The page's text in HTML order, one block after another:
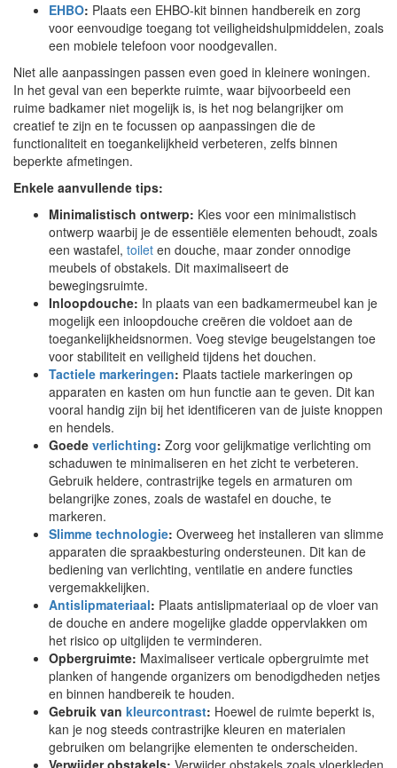
EHBO: Plaats een EHBO-kit binnen handbereik en zorg
voor eenvoudige toegang tot veiligheidshulpmiddelen, zoals
een mobiele telefoon voor noodgevallen.
Niet alle aanpassingen passen even goed in kleinere woningen.
In het geval van een beperkte ruimte, waar bijvoorbeeld een
ruime badkamer niet mogelijk is, is het nog belangrijker om
creatief te zijn en te focussen op aanpassingen die de
functionaliteit en toegankelijkheid verbeteren, zelfs binnen
beperkte afmetingen.
Enkele aanvullende tips:
Minimalistisch ontwerp: Kies voor een minimalistisch
ontwerp waarbij je de essentiële elementen behoudt, zoals
een wastafel, toilet en douche, maar zonder onnodige
meubels of obstakels. Dit maximaliseert de
bewegingsruimte.
Inloopdouche: In plaats van een badkamermeubel kan je
mogelijk een inloopdouche creëren die voldoet aan de
toegankelijkheidsnormen. Voeg stevige beugelstangen toe
voor stabiliteit en veiligheid tijdens het douchen.
Tactiele markeringen: Plaats tactiele markeringen op
apparaten en kasten om hun functie aan te geven. Dit kan
vooral handig zijn bij het identificeren van de juiste knoppen
en hendels.
Goede verlichting: Zorg voor gelijkmatige verlichting om
schaduwen te minimaliseren en het zicht te verbeteren.
Gebruik heldere, contrastrijke tegels en armaturen om
belangrijke zones, zoals de wastafel en douche, te
markeren.
Slimme technologie: Overweeg het installeren van slimme
apparaten die spraakbesturing ondersteunen. Dit kan de
bediening van verlichting, ventilatie en andere functies
vergemakkelijken.
Antislipmateriaal: Plaats antislipmateriaal op de vloer van
de douche en andere mogelijke gladde oppervlakken om
het risico op uitglijden te verminderen.
Opbergruimte: Maximaliseer verticale opbergruimte met
planken of hangende organizers om benodigdheden netjes
en binnen handbereik te houden.
Gebruik van kleurcontrast: Hoewel de ruimte beperkt is,
kan je nog steeds contrastrijke kleuren en materialen
gebruiken om belangrijke elementen te onderscheiden.
Verwijder obstakels: Verwijder obstakels zoals vloerkleden